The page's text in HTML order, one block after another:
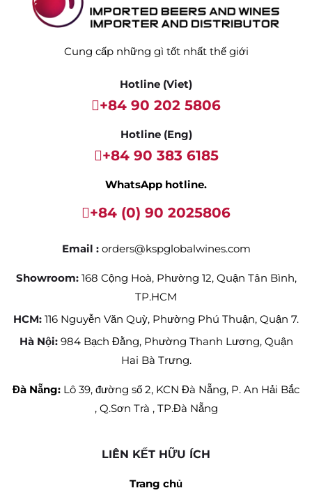
Cung cấp những gì tốt nhất thế giới
Hotline (Viet)
+84 90 202 5806
Hotline (Eng)
+84 90 383 6185
WhatsApp hotline.
+84 (0) 90 2025806
Email : orders@kspglobalwines.com
Showroom: 168 Cộng Hoà, Phường 12, Quận Tân Bình,
TP.HCM
HCM: 116 Nguyễn Văn Quỳ, Phường Phú Thuận, Quận 7.
Hà Nội: 984 Bạch Đằng, Phường Thanh Lương, Quận
Hai Bà Trưng.
Đà Nẵng: Lô 39, đường số 2, KCN Đà Nẵng, P. An Hải Bắc
, Q.Sơn Trà , TP.Đà Nẵng
LIÊN KẾT HỮU ÍCH
Trang chủ